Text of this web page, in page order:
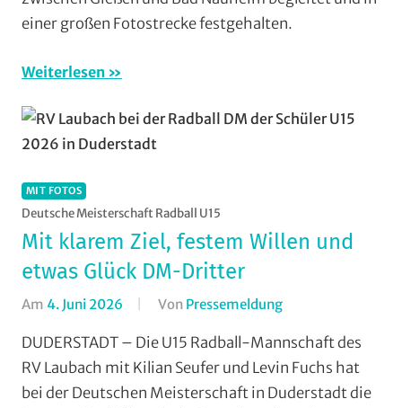
einer großen Fotostrecke festgehalten.
Weiterlesen
MIT FOTOS
Deutsche Meisterschaft Radball U15
Mit klarem Ziel, festem Willen und
etwas Glück DM-Dritter
Am 4. Juni 2026 Von Pressemeldung
Mit
Fotos,
Multimedia,
DUDERSTADT – Die U15 Radball-Mannschaft des
RV Laubach mit Kilian Seufer und Levin Fuchs hat
bei der Deutschen Meisterschaft in Duderstadt die